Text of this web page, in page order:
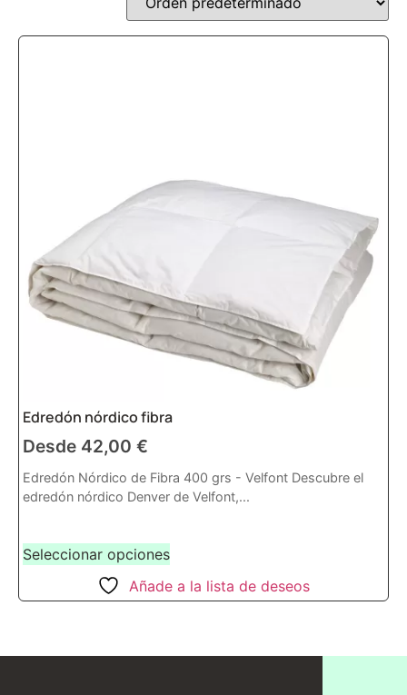
Edredón nórdico fibra
Desde 42,00 €
Edredón Nórdico de Fibra 400 grs - Velfont Descubre el
edredón nórdico Denver de Velfont,...
Seleccionar opciones
Añade a la lista de deseos